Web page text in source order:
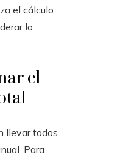
el cálculo
lo
el
llevar todos
Para